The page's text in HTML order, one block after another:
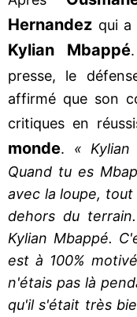
Hernandez qui a
Kylian Mbappé
presse, le
affirmé que son
critiques en
monde. «
Quand tu es
avec la loupe,
dehors du
Kylian Mbappé.
est à 100%
n'étais pas là
qu'il s'était très